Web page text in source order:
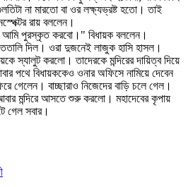
না মারতো বা ওর লক্ষ্যভ্রষ্ট হতো। তাই
রায় বললেন।
আমি পুরস্কৃত করবো।" বিধায়ক বললেন।
দিল। ওরা দুজনেই লাজুক হাসি হাসল।
স্যালুট করলো। তাদেরকে মন্দিরের দায়িত্ব দিয়ে
পথে বিধায়ককেও ওনার অফিসে নামিয়ে দেবেন
গেলেন। বাচ্ছারাও নিজেদের বাড়ি চলে গেল।
মন্দিরে আসতে শুরু করলো। মহাদেবের কৃপায়
গেল সবার।